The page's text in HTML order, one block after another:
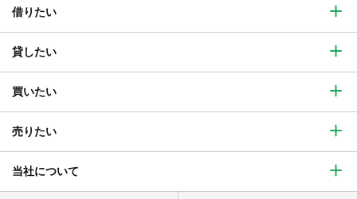
借りたい
貸したい
買いたい
売りたい
当社について